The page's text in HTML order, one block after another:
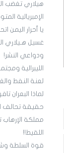
هيلاري تغضب
الإمبريالية
يا أحرار اليمن
غسيل هـيلاري
ودواعي النشر!
الليبرالية
لعنة النفط
لماذا البعران
حقيقة تحالف
مملكة الإرهاب
اللقيط!!
قوة السلطة